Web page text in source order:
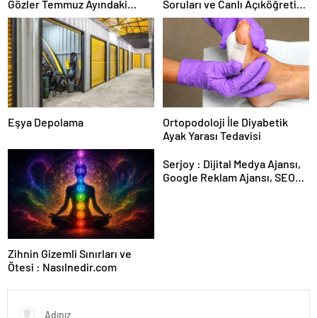
Gözler Temmuz Ayındaki
Karar Duruşmasına Çevrildi
Soruları ve Canlı Açıköğretim
Forumu Burada
Eşya Depolama
Ortopodoloji İle Diyabetik
Ayak Yarası Tedavisi
Zihnin Gizemli Sınırları ve
Ötesi : Nasılnedir.com
Serjoy : Dijital Medya Ajansı,
Google Reklam Ajansı, SEO